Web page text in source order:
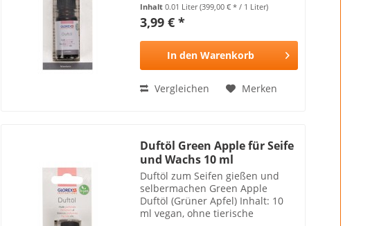
hervorrufen und ist nicht für
Kinder geeignet
Inhalt0.01 Liter(399,00 € * / 1 Liter)
3,99 € *
In den Warenkorb
Vergleichen Merken
Duftöl Green Apple für Seife
und Wachs 10 ml
Duftöl zum Seifen gießen und
selbermachen Green Apple
Duftöl (Grüner Apfel) Inhalt: 10
ml vegan, ohne tierische